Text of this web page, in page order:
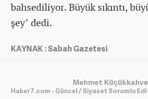
bahsediliyor. Büyük sıkıntı,
şey" dedi.
KAYNAK : Sabah Gazetesi
Mehmet
Haber7.com - Güncel / Siyaset Sorumlu